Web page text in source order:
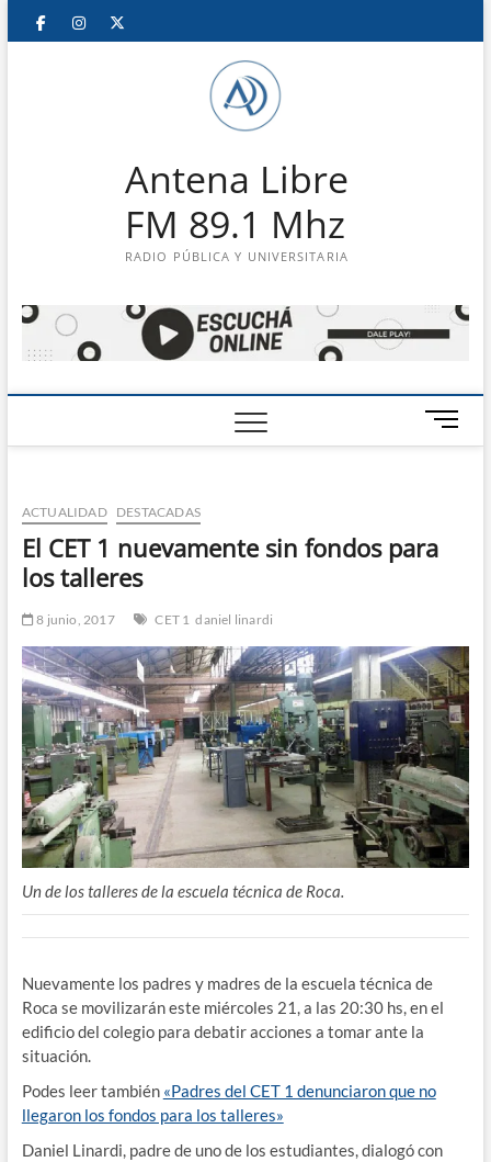
Saltar
FacebookInstagram
Antena Libre
FM 89.1 Mhz
RADIO PÚBLICA Y UNIVERSITARIA
B
o
d
e
ú
ACTUALIDAD DESTACADAS
El CET 1 nuevamente sin fondos para
los talleres
8 junio, 2017 CET 1 daniel linardi
Un de los talleres de la escuela técnica de Roca.
Nuevamente los padres y madres de la escuela técnica de
Roca se movilizarán este miércoles 21, a las 20:30 hs, en el
edificio del colegio para debatir acciones a tomar ante la
situación.
Podes leer también «Padres del CET 1 denunciaron que no
llegaron los fondos para los talleres»
Daniel Linardi, padre de uno de los estudiantes, dialogó con